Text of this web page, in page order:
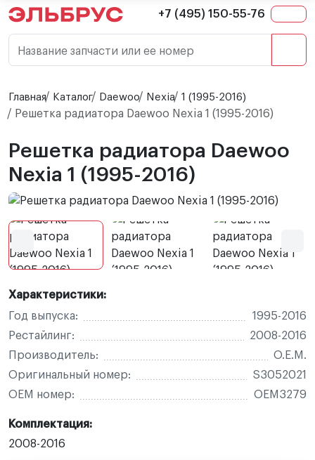
+7 (495) 150-55-76
Название запчасти или ее номер
Главная Каталог Daewoo Nexia 1 (1995-2016)
Решетка радиатора Daewoo Nexia 1 (1995-2016)
Решетка радиатора Daewoo
Nexia 1 (1995-2016)
Характеристики:
Год выпуска:
1995-2016
Рестайлинг:
2008-2016
Производитель:
O.E.M.
Оригинальный номер:
S3052021
OEM номер:
OEM3279
Комплектация:
2008-2016